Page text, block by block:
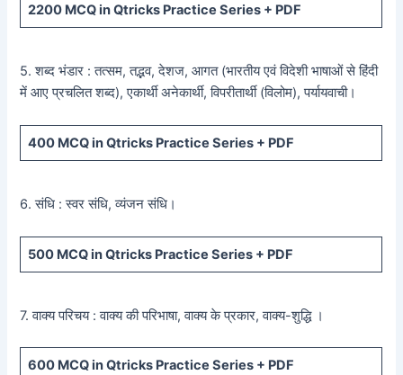
2200 MCQ in Qtricks Practice Series + PDF
5. शब्द भंडार : तत्सम, तद्भव, देशज, आगत (भारतीय एवं विदेशी भाषाओं से हिंदी
में आए प्रचलित शब्द), एकार्थी अनेकार्थी, विपरीतार्थी (विलोम), पर्यायवाची।
400 MCQ in Qtricks Practice Series + PDF
6. संधि : स्वर संधि, व्यंजन संधि।
500 MCQ in Qtricks Practice Series + PDF
7. वाक्य परिचय : वाक्य की परिभाषा, वाक्य के प्रकार, वाक्य-शुद्धि ।
600 MCQ in Qtricks Practice Series + PDF